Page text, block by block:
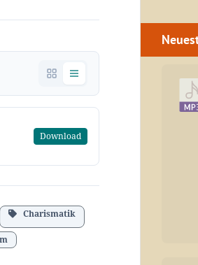
Download
Charismatik